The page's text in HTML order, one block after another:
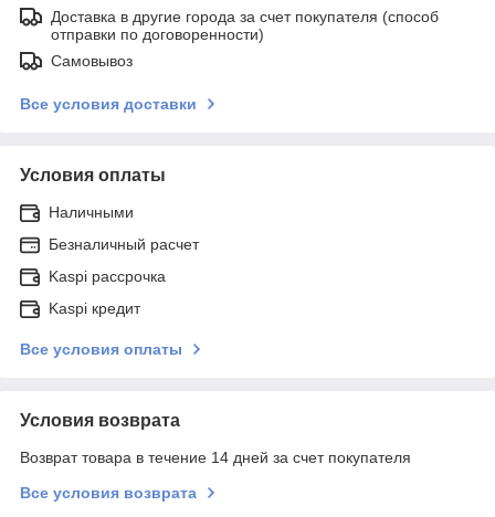
Доставка в другие города за счет покупателя (способ
отправки по договоренности)
Самовывоз
Все условия доставки
Условия оплаты
Наличными
Безналичный расчет
Kaspi рассрочка
Kaspi кредит
Все условия оплаты
Условия возврата
Возврат товара в течение 14 дней за счет покупателя
Все условия возврата